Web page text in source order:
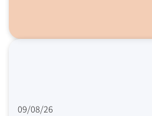
09/08/26